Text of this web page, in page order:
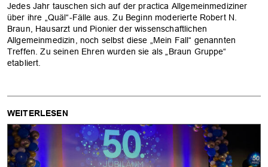
Jedes Jahr tauschen sich auf der practica Allgemeinmediziner
über ihre „Quäl“-Fälle aus. Zu Beginn moderierte Robert N.
Braun, Hausarzt und Pionier der wissenschaftlichen
Allgemeinmedizin, noch selbst diese „Mein Fall“ genannten
Treffen. Zu seinen Ehren wurden sie als „Braun Gruppe“
etabliert.
WEITERLESEN